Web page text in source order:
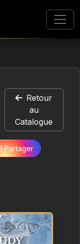
Retour
au
Catalogue
Partager